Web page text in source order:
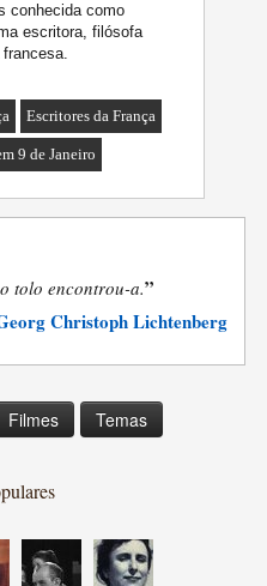
conhecida como
escritora, filósofa
Escritores da França
9 de Janeiro
tolo encontrou-a.”
Christoph Lichtenberg
Filmes Temas